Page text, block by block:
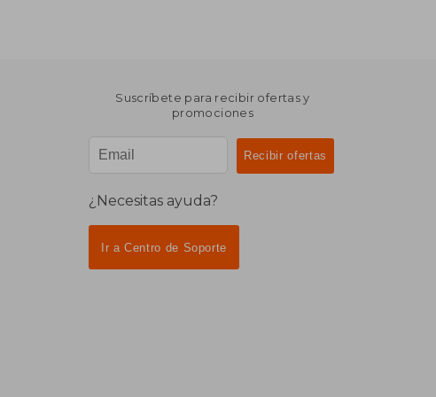
Suscríbete para recibir ofertas y
promociones
¿Necesitas ayuda?
Ir a Centro de Soporte